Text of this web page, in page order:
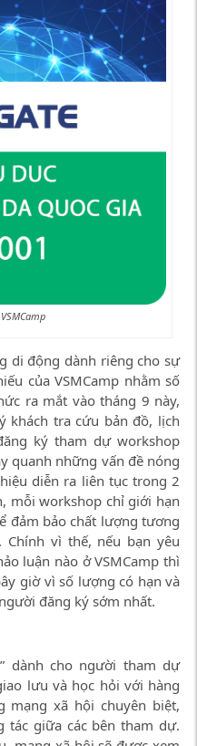
di động dành riêng cho sự
của VSMCamp nhằm số
ra mắt vào tháng 9 này,
khách tra cứu bản đồ, lịch
ký tham dự workshop
quanh những vấn đề nóng
diễn ra liên tục trong 2
mỗi workshop chỉ giới hạn
đảm bảo chất lượng tương
Chính vì thế, nếu bạn yêu
luận nào ở VSMCamp thì
giờ vì số lượng có hạn và
đăng ký sớm nhất.
dành cho người tham dự
lưu và học hỏi với hàng
mạng xã hội chuyên biệt,
giữa các bên tham dự.